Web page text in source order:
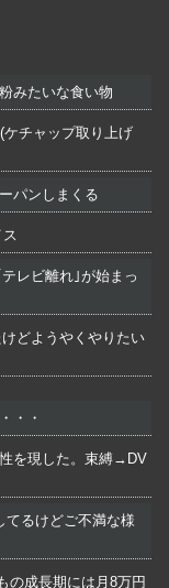
みたいな食い物
チャップ取り上げ
パンしまくる
レビ離れ｣が始まっ
どようやくやりたい
・・
性を現した。束縛→DV
てるけどご不満な様
の成長期には月8万円